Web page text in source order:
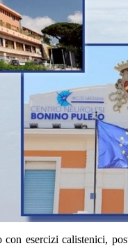
esercizi calistenici,